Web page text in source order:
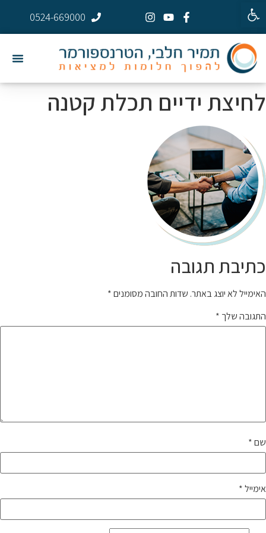
פתח סרגל נגישות
0524-669000
לחיצת ידיים תכלת קטנה
כתיבת תגובה
האימייל לא יוצג באתר. שדות החובה מסומנים*
התגובה שלך *
שם*
אימייל*